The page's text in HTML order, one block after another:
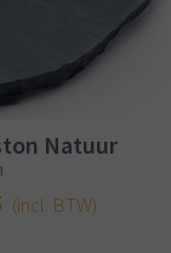
Natuur
(incl. BTW)